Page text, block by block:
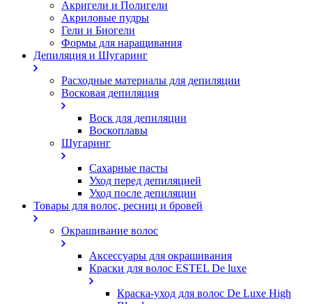
Акригели и Полигели
Акриловые пудры
Гели и Биогели
Формы для наращивания
Депиляция и Шугаринг
Расходные материалы для депиляции
Восковая депиляция
Воск для депиляции
Воскоплавы
Шугаринг
Сахарные пасты
Уход перед депиляцией
Уход после депиляции
Товары для волос, ресниц и бровей
Окрашивание волос
Аксессуары для окрашивания
Краски для волос ESTEL De luxe
Краска-уход для волос De Luxe High